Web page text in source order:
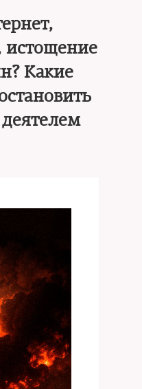
истощение
Какие